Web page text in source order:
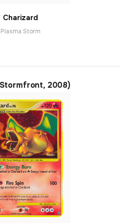
Charizard
Plasma Storm
2008)